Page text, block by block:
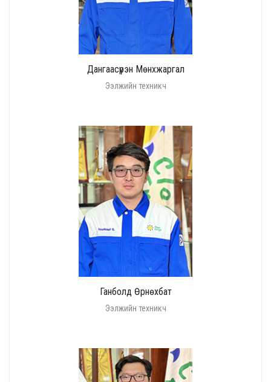
Дангаасүрэн Мөнхжаргал
Ээлжийн техникч
Ганболд Өрнөхбат
Ээлжийн техникч